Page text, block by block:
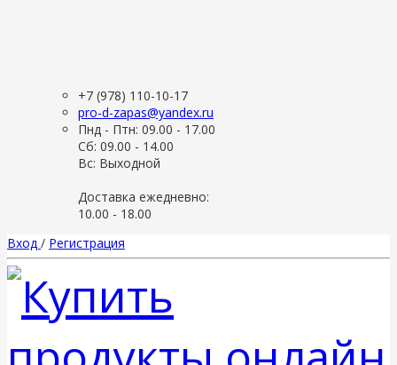
+7 (978) 110-10-17
pro-d-zapas@yandex.ru
Пнд - Птн: 09.00 - 17.00
Сб: 09.00 - 14.00
Вс: Выходной
Доставка ежедневно:
10.00 - 18.00
Вход / Регистрация